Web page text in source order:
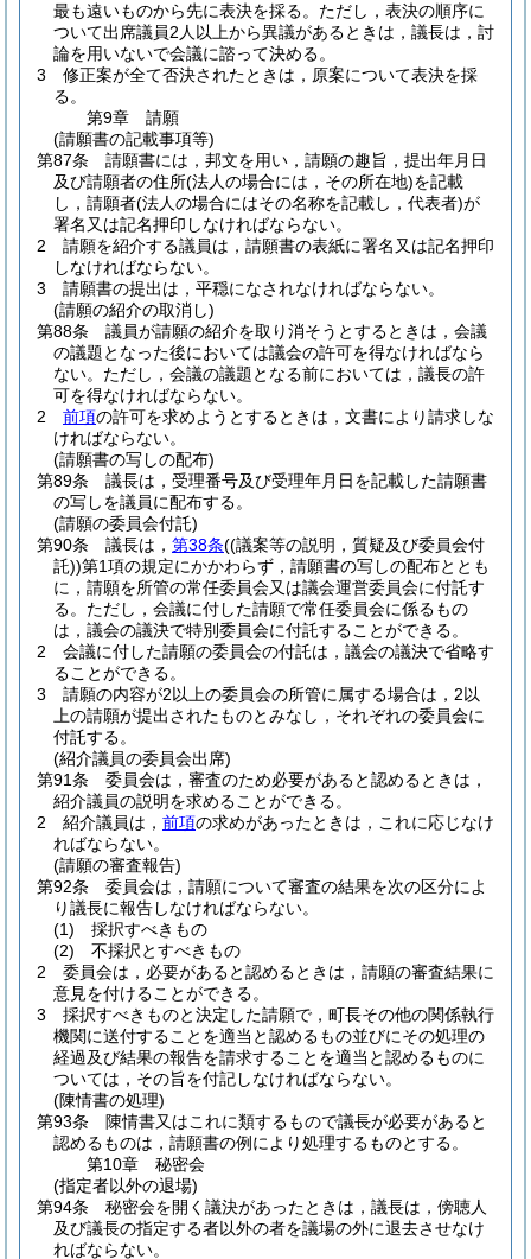
最も遠いものから先に表決を採る。 ただし，表決の順序に
ついて出席議員2人以上から異議があるときは，議長は，討
論を用いないで会議に諮って決める。
3
修正案が全て否決されたときは，原案について表決を採
る。
第9章
請願
(請願書の記載事項等)
第87条
請願書には，邦文を用い，請願の趣旨，提出年月日
及び請願者の住所(法人の場合には，その所在地)を記載
し，請願者(法人の場合にはその名称を記載し，代表者)が
署名又は記名押印しなければならない。
2
請願を紹介する議員は，請願書の表紙に署名又は記名押印
しなければならない。
3
請願書の提出は，平穏になされなければならない。
(請願の紹介の取消し)
第88条
議員が請願の紹介を取り消そうとするときは，会議
の議題となった後においては議会の許可を得なければなら
ない。 ただし，会議の議題となる前においては，議長の許
可を得なければならない。
2
前項の許可を求めようとするときは，文書により請求しな
ければならない。
(請願書の写しの配布)
第89条
議長は，受理番号及び受理年月日を記載した請願書
の写しを議員に配布する。
(請願の委員会付託)
第90条
議長は， 第38条((議案等の説明，質疑及び委員会付
託))第1項の規定にかかわらず，請願書の写しの配布ととも
に，請願を所管の常任委員会又は議会運営委員会に付託す
る。 ただし，会議に付した請願で常任委員会に係るもの
は，議会の議決で特別委員会に付託することができる。
2
会議に付した請願の委員会の付託は，議会の議決で省略す
ることができる。
3
請願の内容が2以上の委員会の所管に属する場合は，2以
上の請願が提出されたものとみなし，それぞれの委員会に
付託する。
(紹介議員の委員会出席)
第91条
委員会は，審査のため必要があると認めるときは，
紹介議員の説明を求めることができる。
2
紹介議員は， 前項の求めがあったときは，これに応じなけ
ればならない。
(請願の審査報告)
第92条
委員会は，請願について審査の結果を次の区分によ
り議長に報告しなければならない。
(1)
採択すべきもの
(2)
不採択とすべきもの
2
委員会は，必要があると認めるときは，請願の審査結果に
意見を付けることができる。
3
採択すべきものと決定した請願で，町長その他の関係執行
機関に送付することを適当と認めるもの並びにその処理の
経過及び結果の報告を請求することを適当と認めるものに
ついては，その旨を付記しなければならない。
(陳情書の処理)
第93条
陳情書又はこれに類するもので議長が必要があると
認めるものは，請願書の例により処理するものとする。
第10章
秘密会
(指定者以外の退場)
第94条
秘密会を開く議決があったときは，議長は，傍聴人
及び議長の指定する者以外の者を議場の外に退去させなけ
ればならない。